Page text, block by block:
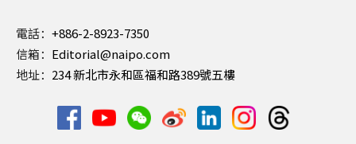
電話： +886-2-8923-7350
信箱： Editorial@naipo.com
地址： 234 新北市永和區福和路389號五樓